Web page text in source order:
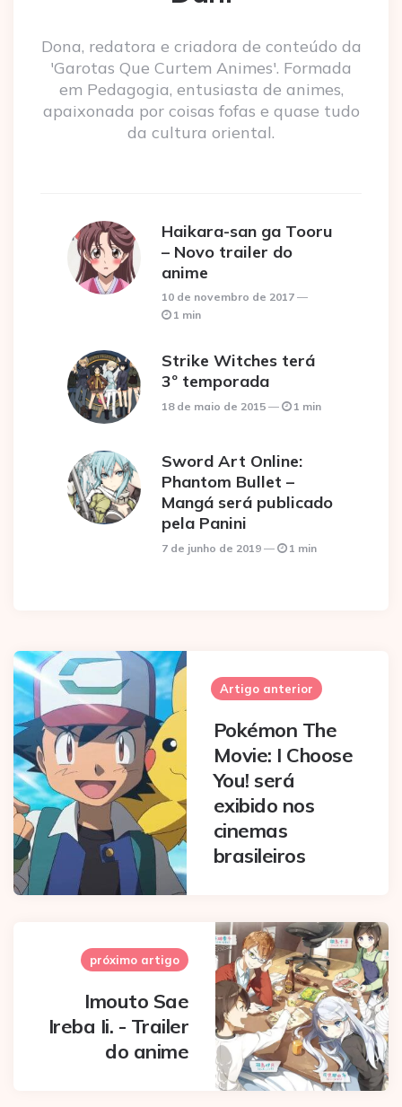
Dona, redatora e criadora de conteúdo da
'Garotas Que Curtem Animes'. Formada
em Pedagogia, entusiasta de animes,
apaixonada por coisas fofas e quase tudo
da cultura oriental.
Haikara-san ga Tooru
– Novo trailer do
anime
10 de novembro de 2017
1 min
Strike Witches terá
3º temporada
18 de maio de 2015 1 min
Sword Art Online:
Phantom Bullet –
Mangá será publicado
pela Panini
7 de junho de 2019 1 min
Post
navigation
Artigo anterior
Pokémon The
Movie: I Choose
You! será
exibido nos
cinemas
brasileiros
próximo artigo
Imouto Sae
Ireba Ii. - Trailer
do anime